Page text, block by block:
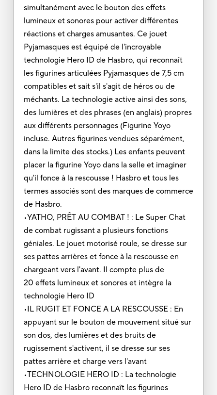
simultanément avec le bouton des effets
lumineux et sonores pour activer différentes
réactions et charges amusantes. Ce jouet
Pyjamasques est équipé de l'incroyable
technologie Hero ID de Hasbro, qui reconnaît
les figurines articulées Pyjamasques de 7,5 cm
compatibles et sait s'il s'agit de héros ou de
méchants. La technologie active ainsi des sons,
des lumières et des phrases (en anglais) propres
aux différents personnages (Figurine Yoyo
incluse. Autres figurines vendues séparément,
dans la limite des stocks.) Les enfants peuvent
placer la figurine Yoyo dans la selle et imaginer
qu'il fonce à la rescousse ! Hasbro et tous les
termes associés sont des marques de commerce
de Hasbro.
•YATHO, PRÊT AU COMBAT ! : Le Super Chat
de combat rugissant a plusieurs fonctions
géniales. Le jouet motorisé roule, se dresse sur
ses pattes arrières et fonce à la rescousse en
chargeant vers l'avant. Il compte plus de
20 effets lumineux et sonores et intègre la
technologie Hero ID
•IL RUGIT ET FONCE A LA RESCOUSSE : En
appuyant sur le bouton de mouvement situé sur
son dos, des lumières et des bruits de
rugissement s'activent, il se dresse sur ses
pattes arrière et charge vers l'avant
•TECHNOLOGIE HERO ID : La technologie
Hero ID de Hasbro reconnaît les figurines